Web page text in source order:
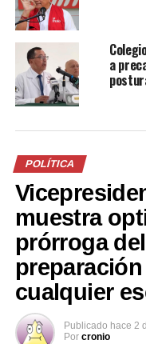
Me gusta
Relacionado
FOTOS: Gerson Martínez se
inscribe como precandidato
presidencial del FMLN
20 abril, 2018
En «Política»
a
POLÍTICA
muestra
prórroga
cualquier
Publicado hace 2
Por cronio